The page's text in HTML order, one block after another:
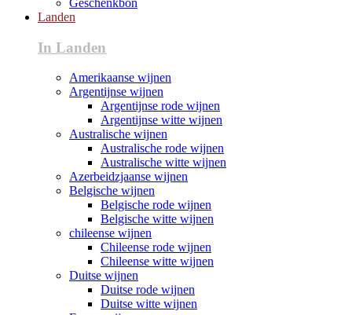
Landen
In Landen
Amerikaanse wijnen
Argentijnse wijnen
Argentijnse rode wijnen
Argentijnse witte wijnen
Australische wijnen
Australische rode wijnen
Australische witte wijnen
Azerbeidzjaanse wijnen
Belgische wijnen
Belgische rode wijnen
Belgische witte wijnen
chileense wijnen
Chileense rode wijnen
Chileense witte wijnen
Duitse wijnen
Duitse rode wijnen
Duitse witte wijnen